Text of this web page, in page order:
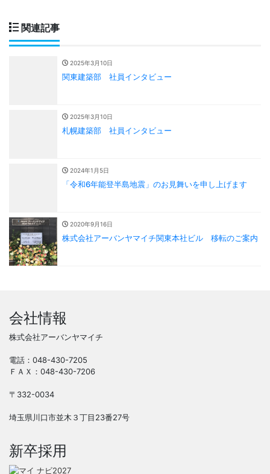
関連記事
2025年3月10日
関東建築部 社員インタビュー
2025年3月10日
札幌建築部 社員インタビュー
2024年1月5日
「令和6年能登半島地震」のお見舞いを申し上げます
2020年9月16日
株式会社アーバンヤマイチ関東本社ビル 移転のご案内
会社情報
株式会社アーバンヤマイチ
電話：048-430-7205
ＦＡＸ：048-430-7206
〒332-0034
埼玉県川口市並木３丁目23番27号
新卒採用